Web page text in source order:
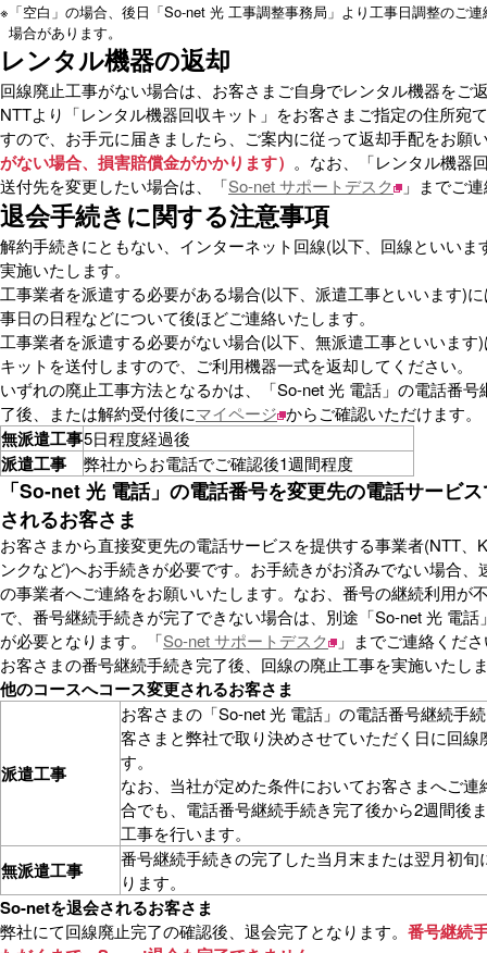
※ 「空白」の場合、後日「So-net 光 工事調整事務局」より工事日調整のご
場合があります。
レンタル機器の返却
回線廃止工事がない場合は、お客さまご自身でレンタル機器をご
NTTより「レンタル機器回収キット」をお客さまご指定の住所宛
すので、お手元に届きましたら、ご案内に従って返却手配をお願
がない場合、損害賠償金がかかります） 。なお、「レンタル機器
送付先を変更したい場合は、「So-net サポートデスク 」までご
退会手続きに関する注意事項
解約手続きにともない、インターネット回線(以下、回線といいま
実施いたします。
工事業者を派遣する必要がある場合(以下、派遣工事といいます)
事日の日程などについて後ほどご連絡いたします。
工事業者を派遣する必要がない場合(以下、無派遣工事といいます
キットを送付しますので、ご利用機器一式を返却してください。
いずれの廃止工事方法となるかは、「So-net 光 電話」の電話番号
了後、または解約受付後にマイページ からご確認いただけます。
無派遣工事5日程度経過後
派遣工事 弊社からお電話でご確認後1週間程度
「So-net 光 電話」の電話番号を変更先の電話サービ
されるお客さま
お客さまから直接変更先の電話サービスを提供する事業者(NTT、
ンクなど)へお手続きが必要です。お手続きがお済みでない場合、
の事業者へご連絡をお願いいたします。なお、番号の継続利用が
で、番号継続手続きが完了できない場合は、別途「So-net 光 電話
が必要となります。「So-net サポートデスク
」までご連絡くだ
お客さまの番号継続手続き完了後、回線の廃止工事を実施いたし
他のコースへコース変更されるお客さま
派遣工事
お客さまの「So-net 光 電話」の電話番号継続手
客さまと弊社で取り決めさせていただく日に回線
す。
なお、当社が定めた条件においてお客さまへご連
合でも、電話番号継続手続き完了後から2週間後
工事を行います。
無派遣工事
番号継続手続きの完了した当月末または翌月初旬
ります。
So-netを退会されるお客さま
弊社にて回線廃止完了の確認後、退会完了となります。 番号継続